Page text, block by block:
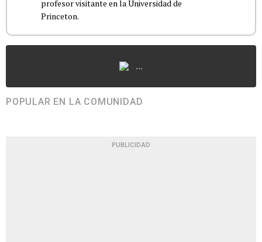
profesor visitante en la Universidad de
Princeton.
...
POPULAR EN LA COMUNIDAD
PUBLICIDAD